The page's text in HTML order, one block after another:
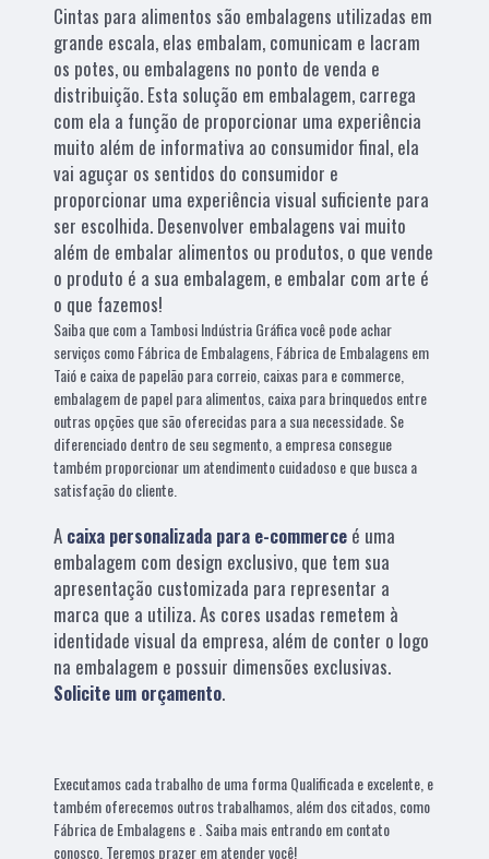
Cintas para alimentos são embalagens utilizadas em
grande escala, elas embalam, comunicam e lacram
os potes, ou embalagens no ponto de venda e
distribuição. Esta solução em embalagem, carrega
com ela a função de proporcionar uma experiência
muito além de informativa ao consumidor final, ela
vai aguçar os sentidos do consumidor e
proporcionar uma experiência visual suficiente para
ser escolhida. Desenvolver embalagens vai muito
além de embalar alimentos ou produtos, o que vende
o produto é a sua embalagem, e embalar com arte é
o que fazemos!
Saiba que com a Tambosi Indústria Gráfica você pode achar
serviços como Fábrica de Embalagens, Fábrica de Embalagens em
Taió e caixa de papelão para correio, caixas para e commerce,
embalagem de papel para alimentos, caixa para brinquedos entre
outras opções que são oferecidas para a sua necessidade. Se
diferenciado dentro de seu segmento, a empresa consegue
também proporcionar um atendimento cuidadoso e que busca a
satisfação do cliente.
A caixa personalizada para e-commerce é uma
embalagem com design exclusivo, que tem sua
apresentação customizada para representar a
marca que a utiliza. As cores usadas remetem à
identidade visual da empresa, além de conter o logo
na embalagem e possuir dimensões exclusivas.
Solicite um orçamento.
Executamos cada trabalho de uma forma Qualificada e excelente, e
também oferecemos outros trabalhamos, além dos citados, como
Fábrica de Embalagens e . Saiba mais entrando em contato
conosco. Teremos prazer em atender você!